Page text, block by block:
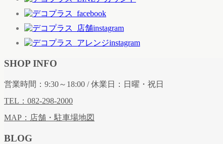
SHOP INFO
営業時間：9:30～18:00 / 休業日：日曜・祝日
TEL：082-298-2000
MAP：店舗・駐車場地図
BLOG